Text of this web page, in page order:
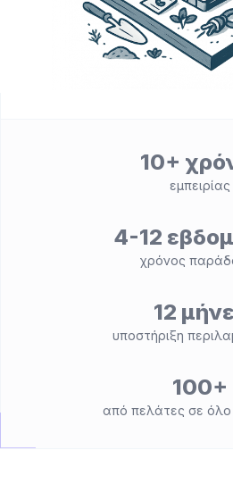
10+
εμπειρίας
4-12
χρόνος
12
υποστήριξη
100+
από πελάτες σε όλο